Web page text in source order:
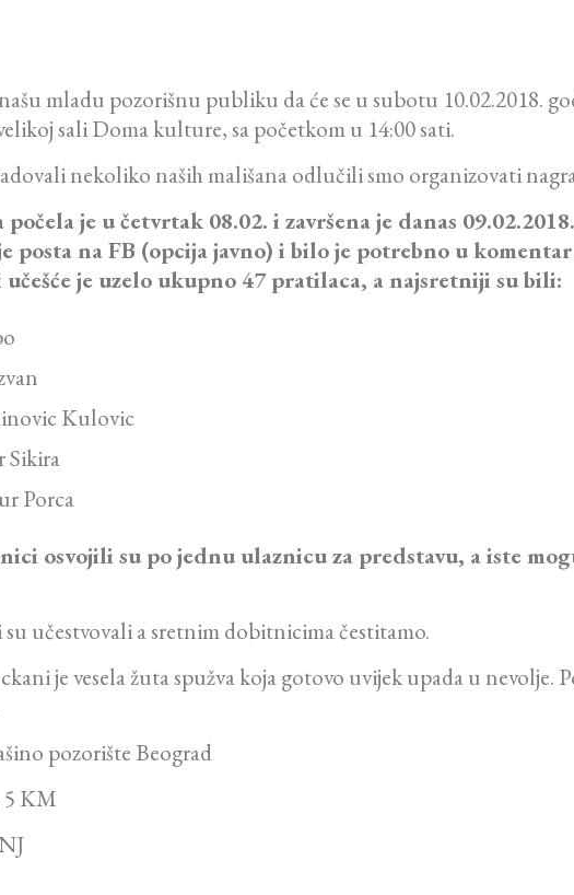
mladu pozorišnu publiku da će se u subotu 10.02.2018.
sali Doma kulture, sa početkom u 14:00 sati.
nekoliko naših mališana odlučili smo organizovati
je u četvrtak 08.02. i završena je danas
posta na FB (opcija javno) i bilo je potrebno u
je uzelo ukupno 47 pratilaca, a najsretniji su bili:
Kulovic
Sikira
Porca
osvojili su po jednu ulaznicu za predstavu, a iste
učestvovali a sretnim dobitnicima čestitamo.
je vesela žuta spužva koja gotovo uvijek upada u
pozorište Beograd
5 KM